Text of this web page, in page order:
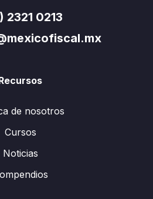
2321 0213
de nosotros
Cursos
Noticias